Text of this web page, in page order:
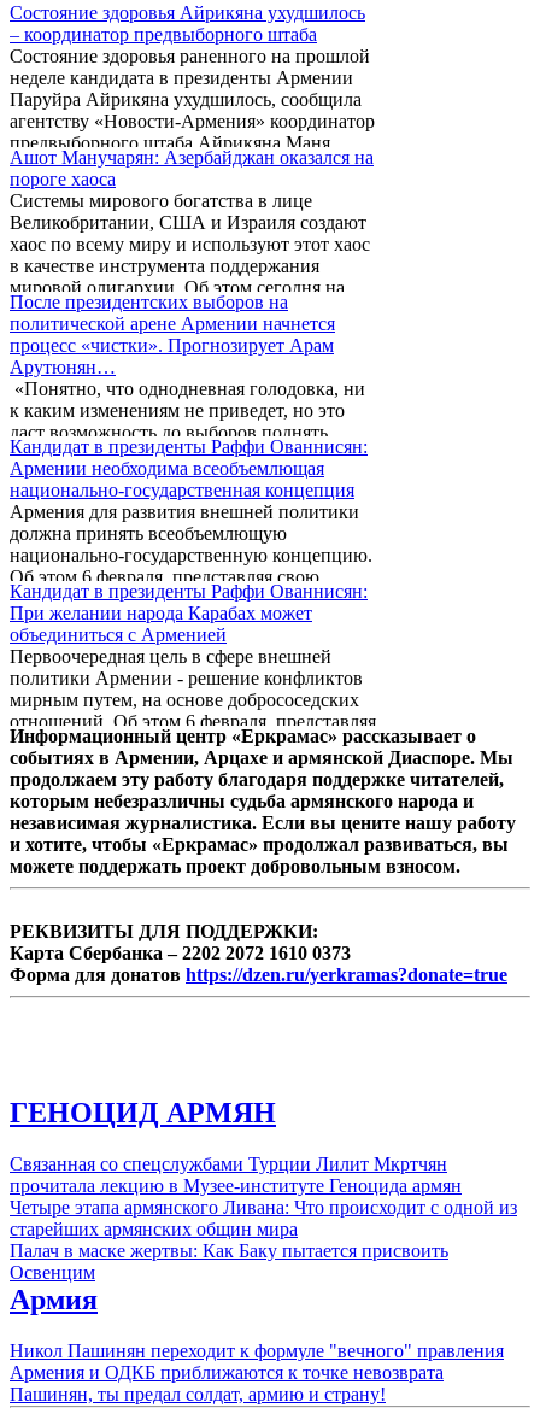
Состояние здоровья Айрикяна ухудшилось
– координатор предвыборного штаба
Состояние здоровья раненного на прошлой
неделе кандидата в президенты Армении
Паруйра Айрикяна ухудшилось, сообщила
агентству «Новости-Армения» координатор
предвыборного штаба Айрикяна Маня
Айвазян.
Ашот Манучарян: Азербайджан оказался на
пороге хаоса
Системы мирового богатства в лице
Великобритании, США и Израиля создают
хаос по всему миру и используют этот хаос
в качестве инструмента поддержания
мировой олигархии. Об этом сегодня на
пресс-конференции заявил член комитета
“Карабах” Ашот Манучарян.
После президентских выборов на
политической арене Армении начнется
процесс «чистки». Прогнозирует Арам
Арутюнян…
«Понятно, что однодневная голодовка, ни
к каким изменениям не приведет, но это
даст возможность до выборов поднять
вопрос о их незаконности, а также
встретиться с остальными кандидатами не в
кафе, а под открытым небом», - об этом на
пресс-конференции заявил кандидат в
президенты, лидер партии «Национальное
согласие» Арам Арутюнян, поясняя цели
однодневной голодовки, которую он
объявит перед зданием ЦИК Армении
сегодня в 17:00.
Кандидат в президенты Раффи Ованнисян:
Армении необходима всеобъемлющая
национально-государственная концепция
Армения для развития внешней политики
должна принять всеобъемлющую
национально-государственную концепцию.
Об этом 6 февраля, представляя свою
предвыборную программу, заявил кандидат
в президенты Армении, лидер партии
«Наследие» Раффи Ованнисян.
Кандидат в президенты Раффи Ованнисян:
При желании народа Карабах может
объединиться с Арменией
Первоочередная цель в сфере внешней
политики Армении - решение конфликтов
мирным путем, на основе добрососедских
отношений. Об этом 6 февраля, представляя
свою предвыборную программу, заявил
кандидат в президенты, лидер партии
«Наследие» Раффи Ованнисян.
Информационный центр «Еркрамас» рассказывает о
событиях в Армении, Арцахе и армянской Диаспоре. Мы
продолжаем эту работу благодаря поддержке читателей,
которым небезразличны судьба армянского народа и
независимая журналистика. Если вы цените нашу работу
и хотите, чтобы «Еркрамас» продолжал развиваться, вы
можете поддержать проект добровольным взносом.
РЕКВИЗИТЫ ДЛЯ ПОДДЕРЖКИ:
Карта Сбербанка – 2202 2072 1610 0373
Форма для донатов https://dzen.ru/yerkramas?donate=true
ГЕНОЦИД АРМЯН
Связанная со спецслужбами Турции Лилит Мкртчян
прочитала лекцию в Музее-институте Геноцида армян
Четыре этапа армянского Ливана: Что происходит с одной из
старейших армянских общин мира
Палач в маске жертвы: Как Баку пытается присвоить
Освенцим
Армия
Никол Пашинян переходит к формуле "вечного" правления
Армения и ОДКБ приближаются к точке невозврата
Пашинян, ты предал солдат, армию и страну!